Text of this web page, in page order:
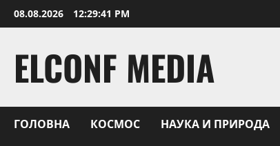
Перейти
к
08.08.2026 12:29:42 PM
ELCONF MEDIA
ГОЛОВНА КОСМОС НАУКА И ПРИРОДА